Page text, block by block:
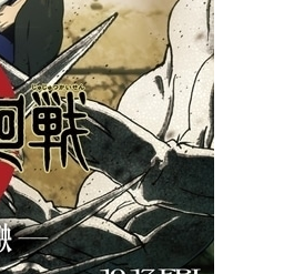
アニメ『戦隊大失格』
大直会 2nd season